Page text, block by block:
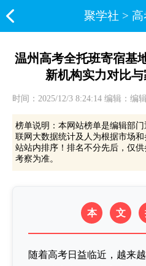
聚学社 > 高
温州高考全托班寄宿基
新机构实力对比
时间：2025/12/3 8:24:14 编辑：编
榜单说明：本网站榜单是编辑部
联网大数据统计及人为根据市场
站站内排序！排名不分先后，仅
考察为准。
本 文
随着高考日益临近，越来